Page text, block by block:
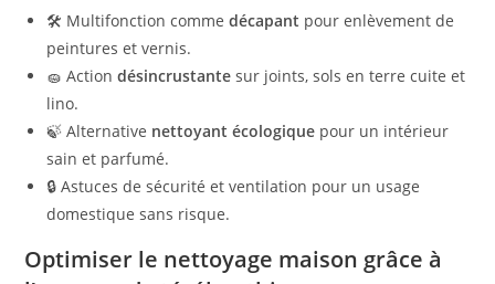
🛠 Multifonction commedécapant pour enlèvement de
peintures et vernis.
🧽 Actiondésincrustante sur joints, sols en terre cuite et
lino.
🍃 Alternative nettoyant écologique pour un intérieur
sain et parfumé.
🔒 Astuces de sécurité et ventilation pour un usage
domestique sans risque.
Optimiser le nettoyage maison grâce à